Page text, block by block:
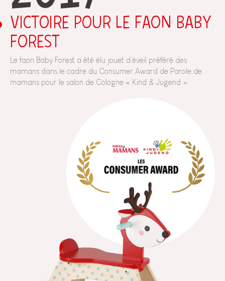
VICTOIRE POUR LE FAON BABY
FOREST
Le faon Baby Forest a été élu jouet d’éveil préféré des
mamans dans le cadre du Consumer Award de Parole de
mamans pour le salon de Cologne « Kind & Jugend ».